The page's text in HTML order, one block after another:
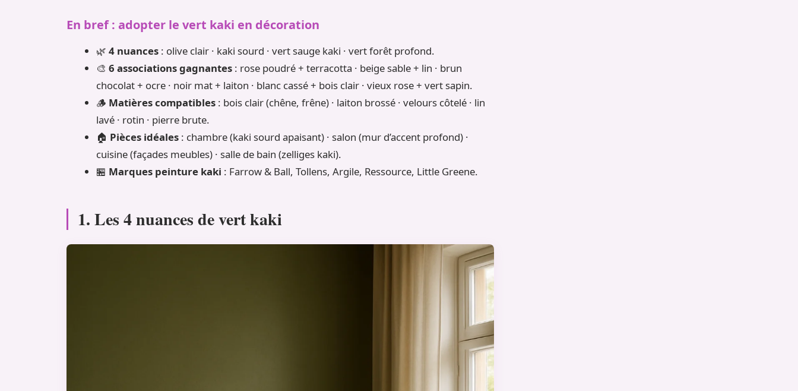
En bref : adopter le vert kaki en décoration
🌿4 nuances : olive clair · kaki sourd · vert sauge kaki · vert forêt profond.
🎨6 associations gagnantes : rose poudré + terracotta · beige sable + lin · brun
chocolat + ocre · noir mat + laiton · blanc cassé + bois clair · vieux rose + vert sapin.
🪵 Matières compatibles : bois clair (chêne, frêne) · laiton brossé · velours côtelé · lin
lavé · rotin · pierre brute.
🏠 Pièces idéales : chambre (kaki sourd apaisant) · salon (mur d’accent profond) ·
cuisine (façades meubles) · salle de bain (zelliges kaki).
🏪 Marques peinture kaki : Farrow & Ball, Tollens, Argile, Ressource, Little Greene.
1. Les 4 nuances de vert kaki